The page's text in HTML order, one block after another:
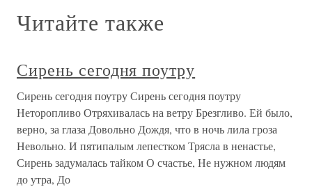
Читайте также
Сирень сегодня поутру
Сирень сегодня поутру Сирень сегодня поутру
Неторопливо Отряхивалась на ветру Брезгливо. Ей было,
верно, за глаза Довольно Дождя, что в ночь лила гроза
Невольно. И пятипалым лепестком Трясла в ненастье,
Сирень задумалась тайком О счастье, Не нужном людям
до утра, До